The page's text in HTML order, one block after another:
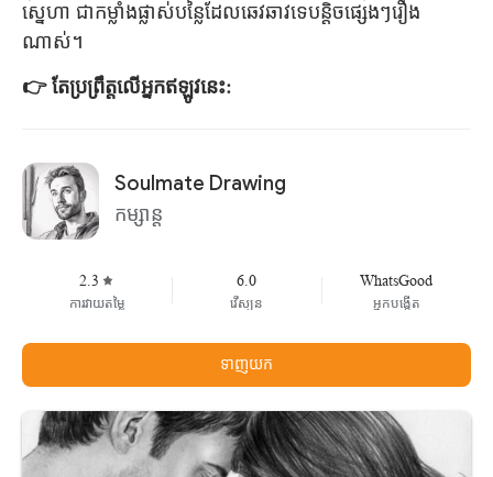
ស្នេហា ជាកម្លាំងផ្លាស់បន្លៃដែលឆេវឆាវទេបន្តិចផ្សេងៗរឿង
ណាស់។
👉 តែប្រព្រឹត្តលើអ្នកឥឡូវនេះ:
Soulmate Drawing
កម្សាន្ត
2.3
ការវាយតម្លៃ
6.0
វើស្យុន
WhatsGood
អ្នកបង្កើត
ទាញយក